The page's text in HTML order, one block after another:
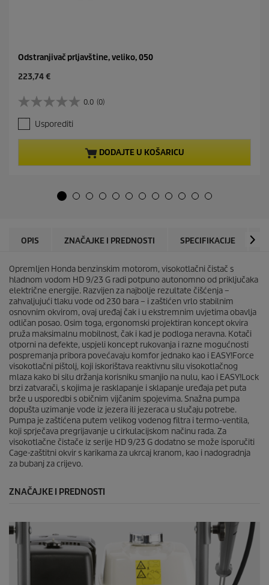
Odstranjivač prljavštine, veliko, 050
C
r
e
n
t
e
223,74 €
0.0 (0)
0
.
0
o
.
Usporediti
DODAJTE U KOŠARICU
OPIS ZNAČAJKE I PREDNOSTI SPECIFIKACIJE
Opremljen Honda benzinskim motorom, visokotlačni čistač s
hladnom vodom HD 9/23 G radi potpuno autonomno od priključaka
električne energije. Razvijen za najbolje rezultate čišćenja –
zahvaljujući tlaku vode od 230 bara – i zaštićen vrlo stabilnim
osnovnim okvirom, ovaj uređaj čak i u ekstremnim uvjetima obavlja
odličan posao. Osim toga, ergonomski projektiran koncept okvira
pruža maksimalnu mobilnost, čak i kad je podloga neravna. Kotači
otporni na defekte, uspjeli koncept rukovanja i razne mogućnosti
pospremanja pribora povećavaju komfor jednako kao i EASY!Force
visokotlačni pištolj, koji iskorištava reaktivnu silu visokotlačnog
mlaza kako bi silu držanja korisniku smanjio na nulu, kao i EASY!Lock
brzi zatvarači, s kojima je rasklapanje i sklapanje uređaja pet puta
brže u usporedbi s običnim vijčanim spojevima. Snažna pumpa
dopušta uzimanje vode iz jezera ili jezeraca u slučaju potrebe.
Pumpa je zaštićena putem velikog vodenog filtra i termo-ventila,
koji sprječava pregrijavanje u cirkulacijskom načinu rada. Za
visokotlačne čistače iz serije HD 9/23 G dodatno se može isporučiti
Cage-zaštitni okvir s karikama za ukrcaj kranom, kao i nadogradnja
za bubanj za crijevo.
ZNAČAJKE I PREDNOSTI